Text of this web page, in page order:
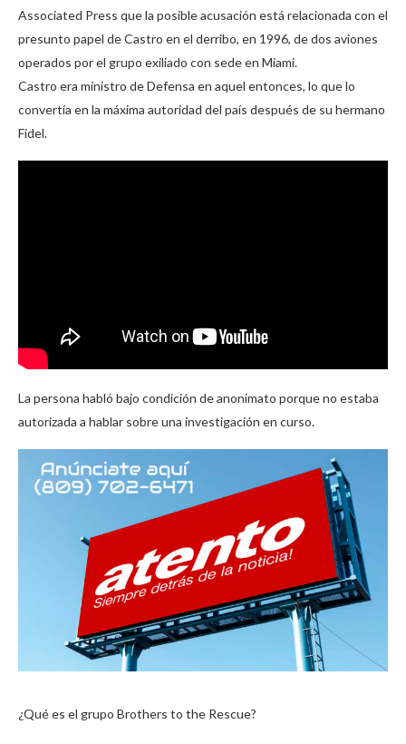
Associated Press que la posible acusación está relacionada con el
presunto papel de Castro en el derribo, en 1996, de dos aviones
operados por el grupo exiliado con sede en Miami.
Castro era ministro de Defensa en aquel entonces, lo que lo
convertía en la máxima autoridad del país después de su hermano
Fidel.
La persona habló bajo condición de anonimato porque no estaba
autorizada a hablar sobre una investigación en curso.
¿Qué es el grupo Brothers to the Rescue?